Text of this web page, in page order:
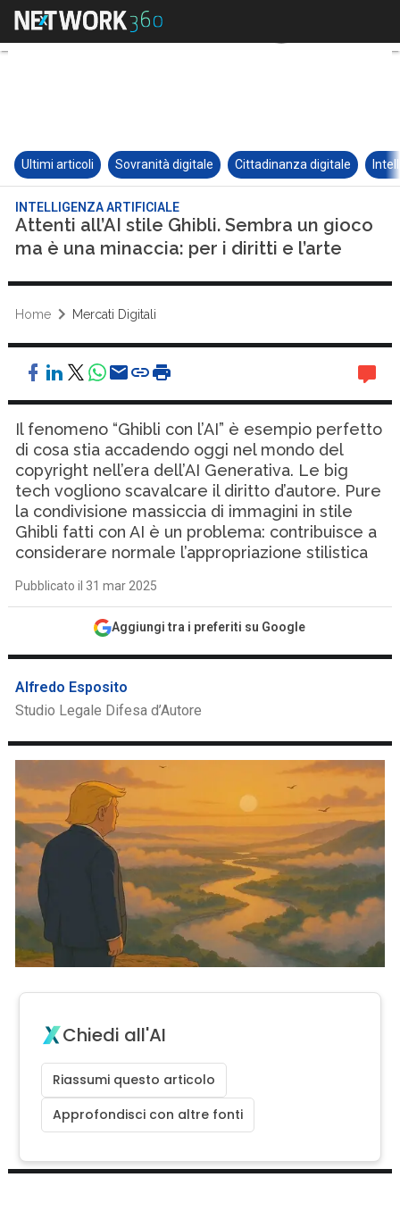
Ultimi articoli Sovranità digitale Cittadinanza digitale
INTELLIGENZA ARTIFICIALE
Attenti all’AI stile Ghibli. Sembra un gioco
ma è una minaccia: per i diritti e l’arte
Home Mercati Digitali
Il fenomeno “Ghibli con l’AI” è esempio perfetto
di cosa stia accadendo oggi nel mondo del
copyright nell’era dell’AI Generativa. Le big
tech vogliono scavalcare il diritto d’autore. Pure
la condivisione massiccia di immagini in stile
Ghibli fatti con AI è un problema: contribuisce a
considerare normale l’appropriazione stilistica
Pubblicato il 31 mar 2025
Aggiungi tra i preferiti su Google
Alfredo Esposito
Studio Legale Difesa d’Autore
Chiedi all'AI
Riassumi questo articolo
Approfondisci con altre fonti